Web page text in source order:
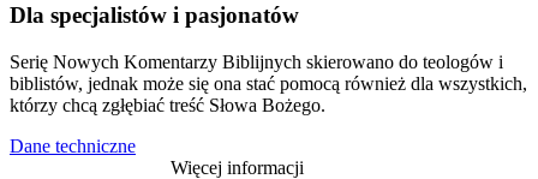
Dla specjalistów i pasjonatów
Serię Nowych Komentarzy Biblijnych skierowano do teologów i
biblistów, jednak może się ona stać pomocą również dla wszystkich,
którzy chcą zgłębiać treść Słowa Bożego.
Dane techniczne
Więcej informacji